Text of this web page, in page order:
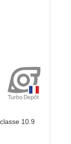
10.9